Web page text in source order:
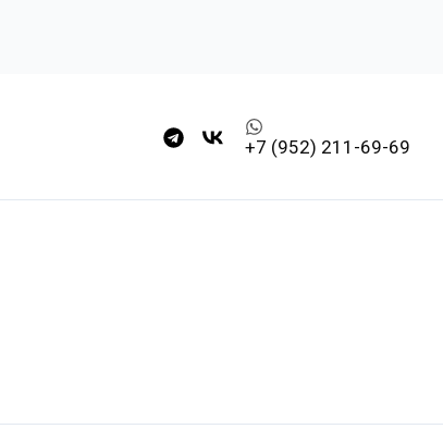
+7 (952) 211-69-69